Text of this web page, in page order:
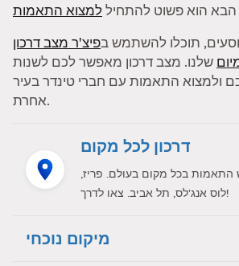
הוא פשוט להתחיללמצוא התאמות
תוכלו להשתמש בפיצ'ר מצב דרכון
שלנו. מצב דרכון מאפשר לכם לשנות
ולמצוא התאמות עם חברי טינדר בעיר
אחרת.
דרכון לכל מקום
בכל מקום בעולם. פריז,
לוס אנג'לס, תל אביב. צאו לדרך!
מיקום נוכחי